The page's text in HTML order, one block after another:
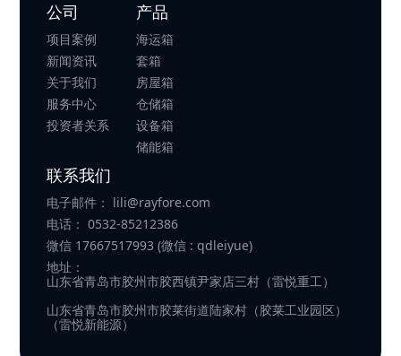
公司
项目案例
新闻资讯
关于我们
服务中心
投资者关系
产品
海运箱
套箱
房屋箱
仓储箱
设备箱
储能箱
联系我们
电子邮件： lili@rayfore.com
电话： 0532-85212386
微信 17667517993 (微信 : qdleiyue)
地址：
山东省青岛市胶州市胶西镇尹家店三村（雷悦重工）
山东省青岛市胶州市胶莱街道陆家村（胶莱工业园区）
（雷悦新能源）